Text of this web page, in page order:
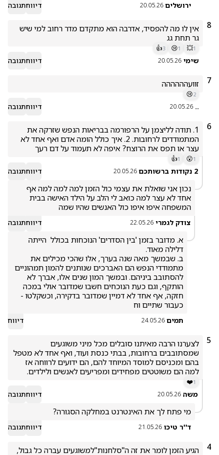
ירושלים 20.05.26 דיווחתגובה
8
גר תחת גג
👍3 😢1 💥1
שימי 20.05.26 דיווחתגובה
7 זוועהההההה
😢2
..
20.05.26 דיווחתגובה
6
עצר או תפס את הרוצח? איפה לא תעמוד על דם רעך
👍1 😮1
2 נקודות ברשותכם 20.05.26 דיווחתגובה
המשפחה איפו איפו כול האנשים שהיו שמה
צודק לגמרי 22.05.26 דיווחתגובה
כעבור שתיים וח
תמים 24.05.26 דיווח
5
למה הם משוטטים מפחידים ומפריעים לאנשים ולילדים.
❤️1
משה 20.05.26 דיווחתגובה
מי פתח לך את האינטרנט במחלקה הסגורה?
ד''ר טיכו 21.05.26 דיווחתגובה
4